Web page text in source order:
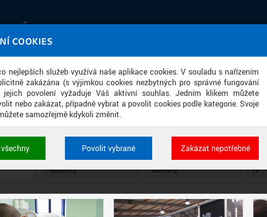
COOKIES
nejlepších služeb využívá naše aplikace cookies. V souladu s nařízením
zakázána (s výjimkou cookies nezbytných pro správné fungování
povolení vyžaduje Váš aktivní souhlas. Jedním klikem můžete
nebo zakázat, případně vybrat a povolit cookies podle kategorie. Svoje
samozřejmě kdykoli změnit.
a identifikátorů relace. Jsou nezbytné pro správné
Povolit vybrané Zakázat nepotřebné
obrazem a zvukem
FOTOGRAFIE